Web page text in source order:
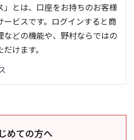
」とは、口座をお持ちのお客様
ビスです。ログインすると商
などの機能や、野村ならではの
けます。
めての方へ